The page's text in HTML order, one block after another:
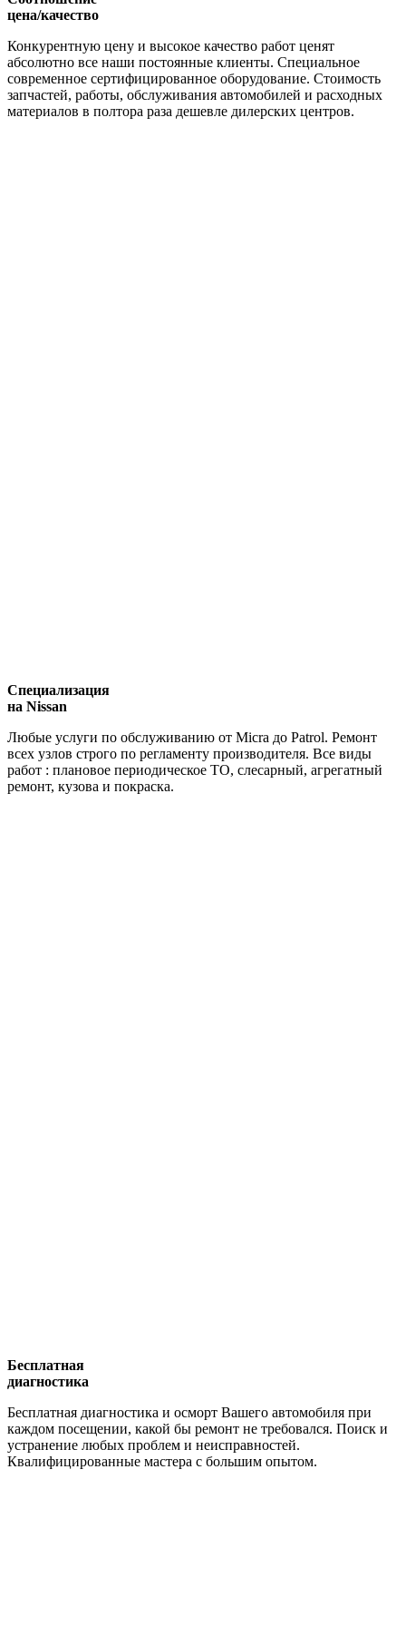
цена/качество
Конкурентную цену и высокое качество работ ценят
абсолютно все наши постоянные клиенты. Специальное
современное сертифицированное оборудование. Стоимость
запчастей, работы, обслуживания автомобилей и расходных
материалов в полтора раза дешевле дилерских центров.
Специализация
на Nissan
Любые услуги по обслуживанию от Micra до Patrol. Ремонт
всех узлов строго по регламенту производителя. Все виды
работ : плановое периодическое ТО, слесарный, агрегатный
ремонт, кузова и покраска.
Бесплатная
диагностика
Бесплатная диагностика и осморт Вашего автомобиля при
каждом посещении, какой бы ремонт не требовался. Поиск и
устранение любых проблем и неисправностей.
Квалифицированные мастера с большим опытом.